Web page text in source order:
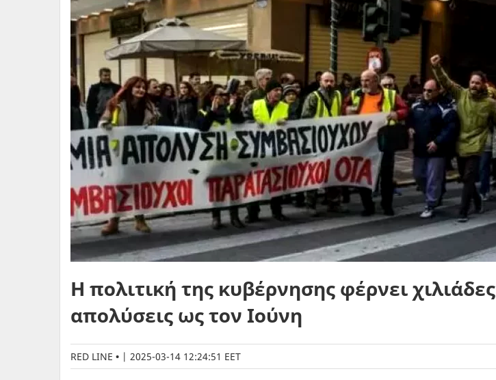
Η πολιτική της κυβέρνησης φέρνει χιλιάδες
απολύσεις ως τον Ιούνη
RED LINE | 2025-03-14 12:24:51 EET